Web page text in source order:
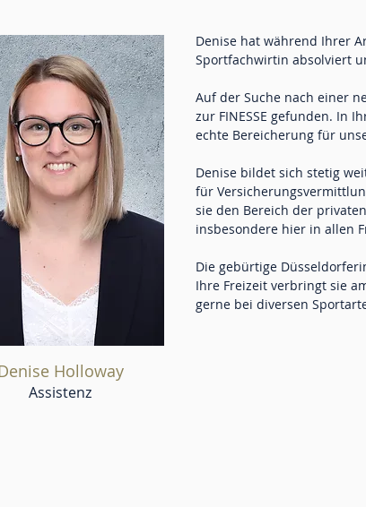
Holloway
Assistenz
Denise hat während Ihrer
Sportfachwirtin absolviert
Auf der Suche nach einer
zur FINESSE gefunden. In
echte Bereicherung für
Denise bildet sich stetig
für
sie den Bereich der
insbesondere hier in allen
Die gebürtige
Ihre Freizeit verbringt sie
gerne bei diversen